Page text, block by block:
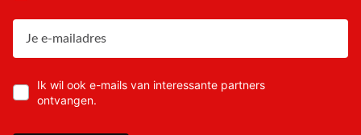
Ik wil ook e-mails van interessante partners
ontvangen.